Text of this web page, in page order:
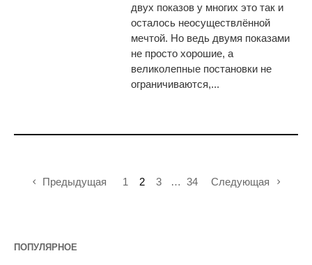
двух показов у многих это так и
осталось неосуществлённой
мечтой. Но ведь двумя показами
не просто хорошие, а
великолепные постановки не
ограничиваются,...
Предыдущая 1 2 3 … 34 Следующая
ПОПУЛЯРНОЕ